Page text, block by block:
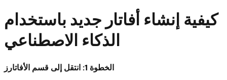
كيفية إنشاء أفاتار جديد باستخدام
الذكاء الاصطناعي
الخطوة 1: انتقل إلى قسم الأفاتارز